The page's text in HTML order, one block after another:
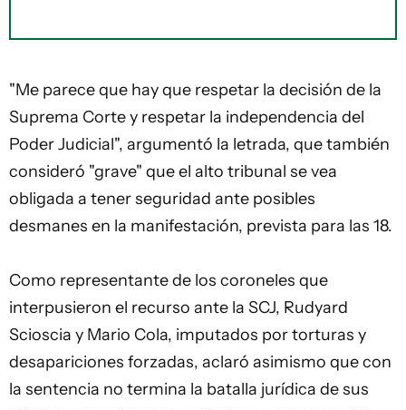
"Me parece que hay que respetar la decisión de la
Suprema Corte y respetar la independencia del
Poder Judicial", argumentó la letrada, que también
consideró "grave" que el alto tribunal se vea
obligada a tener seguridad ante posibles
desmanes en la manifestación, prevista para las 18.
Como representante de los coroneles que
interpusieron el recurso ante la SCJ, Rudyard
Scioscia y Mario Cola, imputados por torturas y
desapariciones forzadas, aclaró asimismo que con
la sentencia no termina la batalla jurídica de sus